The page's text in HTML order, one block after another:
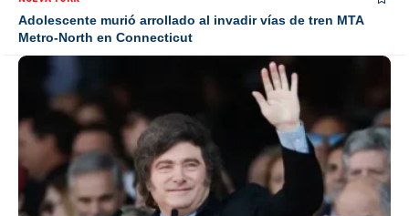
Adolescente murió arrollado al invadir vías de tren MTA
Metro-North en Connecticut